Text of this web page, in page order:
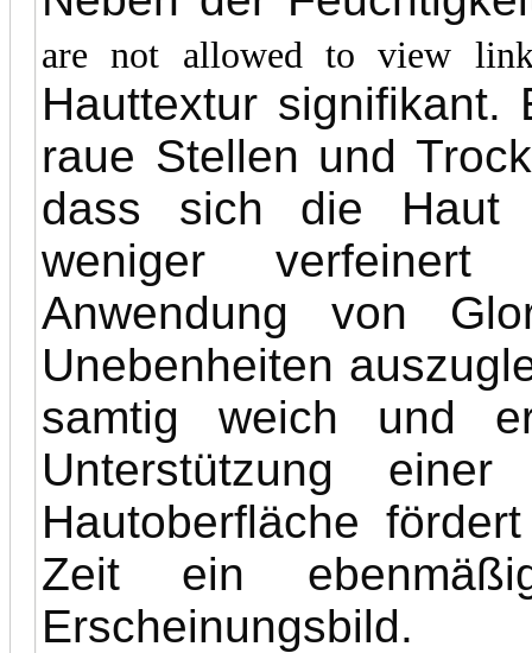
are not allowed to view
Hauttextur signifikant.
raue Stellen und
dass sich die Haut
weniger
Anwendung von
Unebenheiten
samtig weich und
Unterstützung
Hautoberfläche
Zeit ein
Erscheinungsbild.